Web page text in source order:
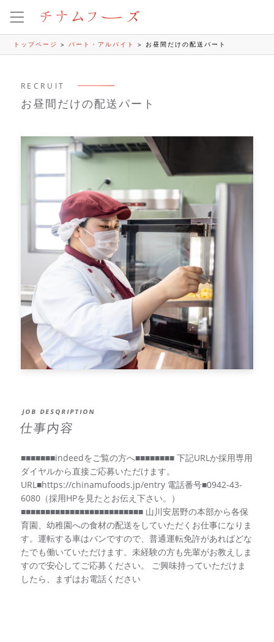
トップページ パート・アルバイト お昼間だけの配送パート
RECRUIT
お昼間だけの配送パート
JOB DESQRIPTION
仕事内容
■■■■■■■indeedをご覧の方へ■■■■■■■■ 下記URLか採用専用
ダイヤルから直接ご応募いただけます。
URL■https://chinamufoods.jp/entry 電話番号■0942-43-
6080（採用HPを見たとお伝え下さい。）
■■■■■■■■■■■■■■■■■■■■■■■■■ 山川安居野の本部から各保
育園、幼稚園への食材の配送をしていただくお仕事になりま
す。運転する車はバンですので、普通運転免許があればどな
たでも働いていただけます。未経験の方も先輩がお教えしま
すので安心してご応募ください。
ご興味持っていただけま
したら、まずはお電話ください